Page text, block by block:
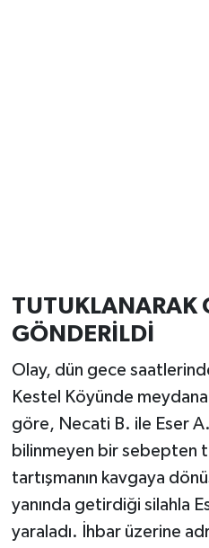
TUTUKLANARAK
GÖNDERİLDİ
Olay, dün gece
Kestel Köyünde
göre, Necati B. ile Eser
bilinmeyen bir sebepten
tartışmanın kavgaya
yanında getirdiği silahla
yaraladı. İhbar üzerine